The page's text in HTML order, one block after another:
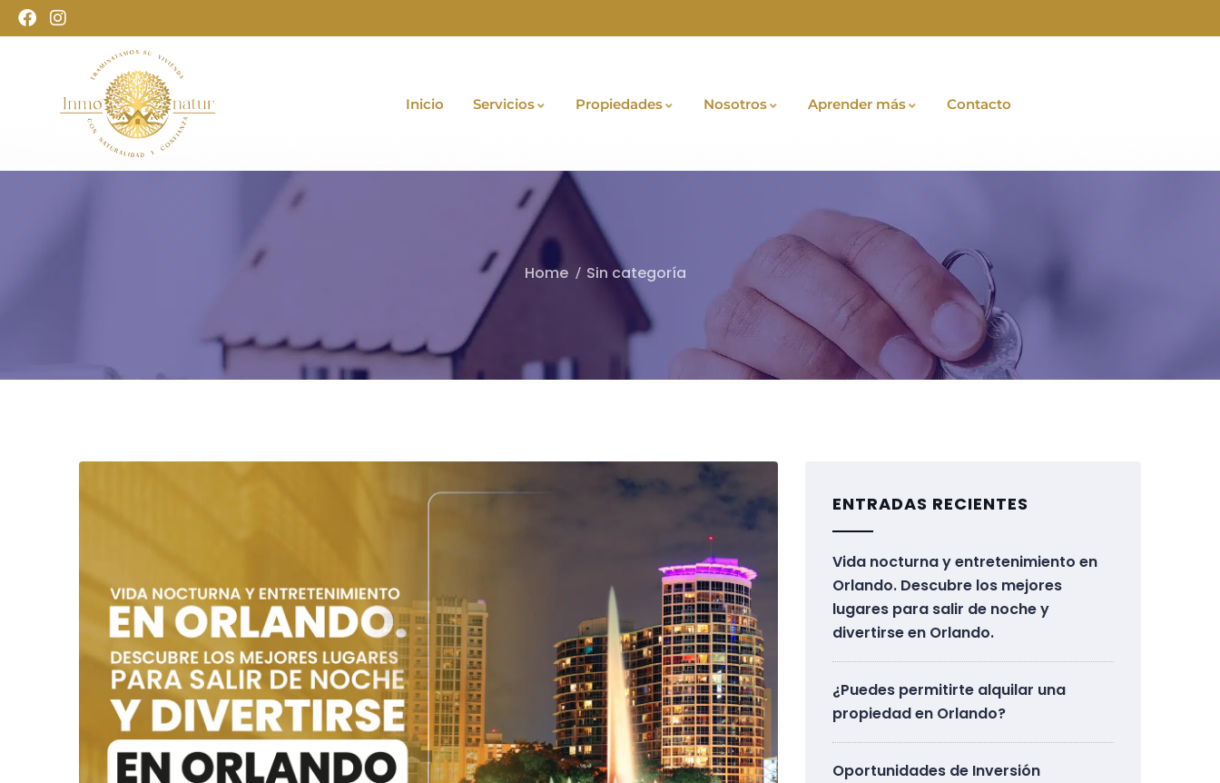
Inicio Servicios Propiedades Nosotros Aprender más Contacto
Home Sin categoría
ENTRADAS RECIENTES
Vida nocturna y entretenimiento en
Orlando. Descubre los mejores
lugares para salir de noche y
divertirse en Orlando.
¿Puedes permitirte alquilar una
propiedad en Orlando?
Oportunidades de Inversión